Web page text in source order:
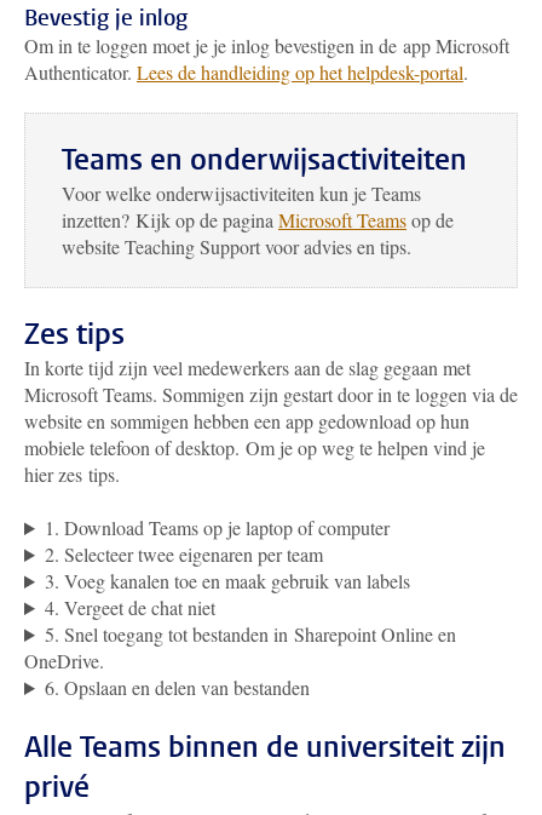
Bevestig je inlog
Om in te loggen moet je je inlog bevestigen in de app Microsoft
Authenticator. Lees de handleiding op het helpdesk-portal.
Teams en onderwijsactiviteiten
Voor welke onderwijsactiviteiten kun je Teams
inzetten? Kijk op de pagina Microsoft Teamsop de
website Teaching Support voor advies en tips.
Zes tips
In korte tijd zijn veel medewerkers aan de slag gegaan met
Microsoft Teams. Sommigen zijn gestart door in te loggen via de
website en sommigen hebben een app gedownload op hun
mobiele telefoon of desktop. Om je op weg te helpen vind je
hier zes tips.
1. Download Teams op je laptop of computer
2. Selecteer twee eigenaren per team
3. Voeg kanalen toe en maak gebruik van labels
4. Vergeet de chat niet
5. Snel toegang tot bestanden in Sharepoint Online en
OneDrive.
6. Opslaan en delen van bestanden
Alle Teams binnen de universiteit zijn
privé